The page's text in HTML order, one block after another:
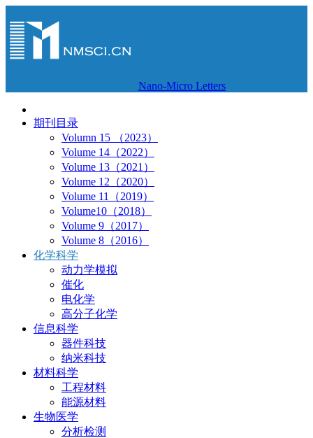
Nano-Micro Letters
期刊目录
Volumn 15 （2023）
Volume 14（2022）
Volume 13（2021）
Volume 12（2020）
Volume 11（2019）
Volume10（2018）
Volume 9（2017）
Volume 8（2016）
化学科学
动力学模拟
催化
电化学
高分子化学
信息科学
器件科技
纳米科技
材料科学
工程材料
能源材料
生物医学
分析检测